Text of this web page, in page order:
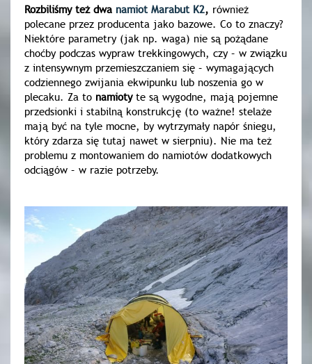
Rozbiliśmy też dwa namiot Marabut K2, również
polecane przez producenta jako bazowe. Co to znaczy?
Niektóre parametry (jak np. waga) nie są pożądane
choćby podczas wypraw trekkingowych, czy – w związku
z intensywnym przemieszczaniem się – wymagających
codziennego zwijania ekwipunku lub noszenia go w
plecaku. Za to namiotyte są wygodne, mają pojemne
przedsionki i stabilną konstrukcję (to ważne! stelaże
mają być na tyle mocne, by wytrzymały napór śniegu,
który zdarza się tutaj nawet w sierpniu). Nie ma też
problemu z montowaniem do namiotów dodatkowych
odciągów – w razie potrzeby.